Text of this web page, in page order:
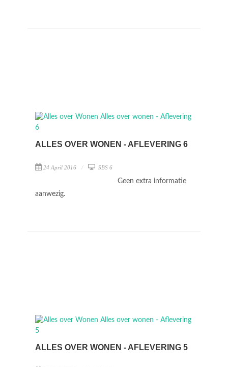
ALLES OVER WONEN - AFLEVERING 6
24 April 2016 SBS 6
Geen extra informatie
aanwezig.
ALLES OVER WONEN - AFLEVERING 5